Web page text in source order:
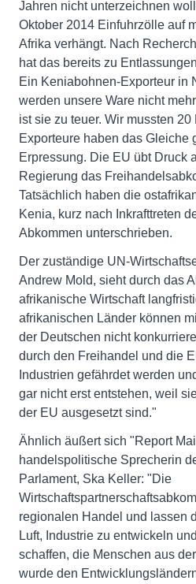
Jahren nicht unterzeichnen
Oktober 2014 Einfuhrzölle auf
Afrika verhängt. Nach
hat das bereits zu
Ein Keniabohnen-Exporteur in
werden unsere Ware nicht
ist sie zu teuer. Wir mussten
Exporteure haben das Gleiche
Erpressung. Die EU übt Druck
Regierung das
Tatsächlich haben die
Kenia, kurz nach Inkrafttreten
Abkommen unterschrieben.
Der zuständige UN-
Andrew Mold, sieht durch das
afrikanische Wirtschaft
afrikanischen Länder können
der Deutschen nicht
durch den Freihandel und die
Industrien gefährdet werden
gar nicht erst entstehen, weil
der EU ausgesetzt sind."
Ähnlich äußert sich "Report
handelspolitische Sprecherin
Parlament, Ska Keller: "Die
regionalen Handel und lassen
Luft, Industrie zu entwickeln
schaffen, die Menschen aus
wurde den